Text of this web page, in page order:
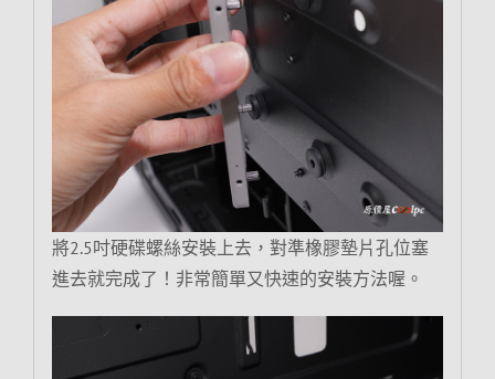
將2.5吋硬碟螺絲安裝上去，對準橡膠墊片孔位塞
進去就完成了！非常簡單又快速的安裝方法喔。